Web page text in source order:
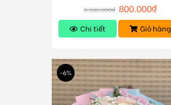
8.500.000₫ 800.000₫
Chi tiết Giỏ hàng
-6%